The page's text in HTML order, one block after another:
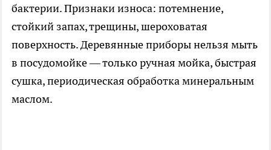
бактерии. Признаки износа: потемнение,
стойкий запах, трещины, шероховатая
поверхность. Деревянные приборы нельзя мыть
в посудомойке — только ручная мойка, быстрая
сушка, периодическая обработка минеральным
маслом.